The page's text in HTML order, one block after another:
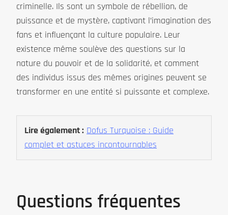
criminelle. Ils sont un symbole de rébellion, de
puissance et de mystère, captivant l’imagination des
fans et influençant la culture populaire. Leur
existence même soulève des questions sur la
nature du pouvoir et de la solidarité, et comment
des individus issus des mêmes origines peuvent se
transformer en une entité si puissante et complexe.
Lire également : Dofus Turquoise : Guide
complet et astuces incontournables
Questions fréquentes